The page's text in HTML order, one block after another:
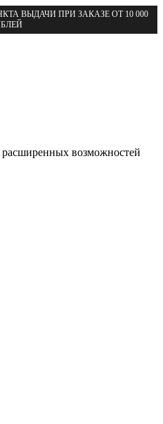
ВЫДАЧИ ПРИ ЗАКАЗЕ ОТ 10 000
расширенных возможностей